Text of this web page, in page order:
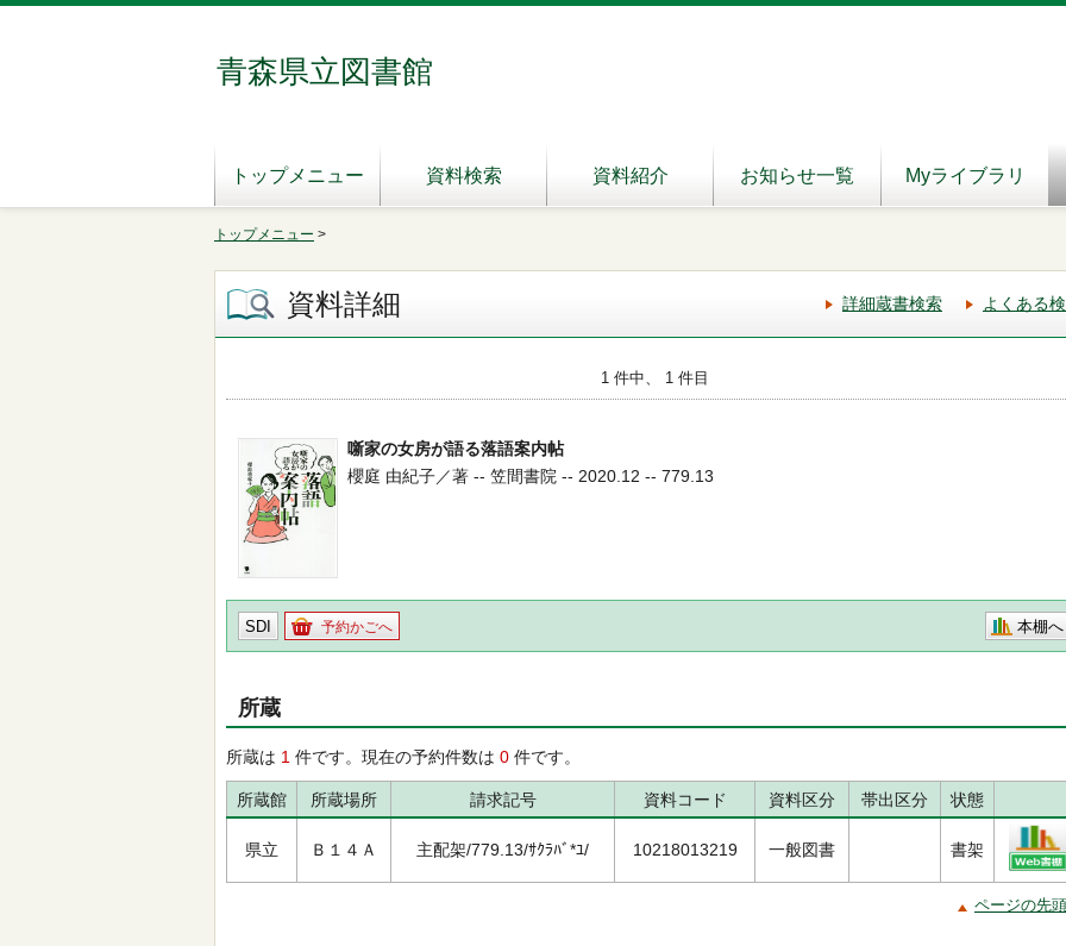
青森県立図書館
トップメニュー 資料検索 資料紹介 お知らせ一覧 Myライブラリ
トップメニュー >
資料詳細 詳細蔵書検索 よくある
1 件中、 1 件目
噺家の女房が語る落語案内帖
櫻庭 由紀子／著 -- 笠間書院 -- 2020.12 -- 779.13
SDI 予約かごへ 本棚へ
所蔵
所蔵は 1 件です。現在の予約件数は 0 件です。
所蔵館 所蔵場所 請求記号 資料コード 資料区分 帯出区分 状態
県立 Ｂ１４Ａ 主配架/779.13/ｻｸﾗﾊﾞ*ﾕ/ 10218013219 一般図書 書架
ページの先